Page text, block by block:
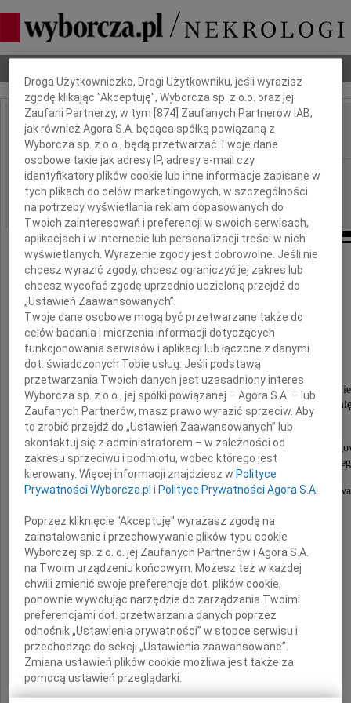
IMIĘ I NAZWISKO: Anna Grajek
REGION: Poznań
DATA EMISJI: 18.05.2023
Z żalem przyjęliśmy wiadomość o śmierci
Pani Anny Grajek
twórczyni i wieloletniej Dyrektor
Muzeum Powstańców Wielkopolskich w
współzałożycielki tamtejszego Towarzystwa
Generała Józefa Dowbora Muśnickiego.
Była osobą niestrudzoną i ogromnie zaangażowaną w
o bohaterach naszego zwycięskiego Powstania
We wdzięcznej pamięci zachowamy pasję, z jaką
Cześć Jej pamięci!
Słowa otuchy i wsparcia kierujemy na ręce
Dbamy o Twoją prywatność
Droga Użytkowniczko, Drogi Użytkowniku, jeśli wyrazisz
zgodę klikając "Akceptuję", Wyborcza sp. z o.o. oraz jej
Zaufani Partnerzy, w tym [874 ] Zaufanych Partnerów IAB,
jak również Agora S.A. będąca spółką powiązaną z
Wyborcza sp. z o.o., będą przetwarzać Twoje dane
osobowe takie jak adresy IP, adresy e-mail czy
identyfikatory plików cookie lub inne informacje zapisane w
tych plikach do celów marketingowych, w szczególności
na potrzeby wyświetlania reklam dopasowanych do
Twoich zainteresowań i preferencji w swoich serwisach,
aplikacjach i w Internecie lub personalizacji treści w nich
wyświetlanych. Wyrażenie zgody jest dobrowolne. Jeśli nie
chcesz wyrazić zgody, chcesz ograniczyć jej zakres lub
chcesz wycofać zgodę uprzednio udzieloną przejdź do
„Ustawień Zaawansowanych”.
Twoje dane osobowe mogą być przetwarzane także do
celów badania i mierzenia informacji dotyczących
funkcjonowania serwisów i aplikacji lub łączone z danymi
dot. świadczonych Tobie usług. Jeśli podstawą
przetwarzania Twoich danych jest uzasadniony interes
Wyborcza sp. z o.o., jej spółki powiązanej – Agora S.A. – lub
Zaufanych Partnerów, masz prawo wyrazić sprzeciw. Aby
to zrobić przejdź do „Ustawień Zaawansowanych” lub
skontaktuj się z administratorem – w zależności od
zakresu sprzeciwu i podmiotu, wobec którego jest
kierowany. Więcej informacji znajdziesz w Polityce
Prywatności Wyborcza.pl i Polityce Prywatności Agora S.A.
Poprzez kliknięcie "Akceptuję" wyrażasz zgodę na
zainstalowanie i przechowywanie plików typu cookie
Wyborczej sp. z o. o. jej Zaufanych Partnerów i Agora S.A.
na Twoim urządzeniu końcowym. Możesz też w każdej
chwili zmienić swoje preferencje dot. plików cookie,
ponownie wywołując narzędzie do zarządzania Twoimi
preferencjami dot. przetwarzania danych poprzez
odnośnik „Ustawienia prywatności” w stopce serwisu i
przechodząc do sekcji „Ustawienia zaawansowane”.
Zmiana ustawień plików cookie możliwa jest także za
pomocą ustawień przeglądarki.